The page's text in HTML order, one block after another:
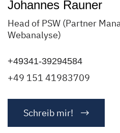
Johannes Rauner
Head of PSW (Partner
Webanalyse)
+49341-39294584
+49 151 41983709
Schreib mir!